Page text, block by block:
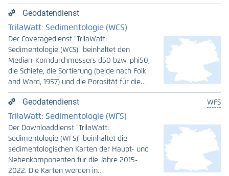
Geodatendienst
TrilaWatt: Sedimentologie (WCS)
Der Coveragedienst "TrilaWatt:
Sedimentologie (WCS)" beinhaltet den
Median-Korndurchmessers d50 bzw. phi50,
die Schiefe, die Sortierung (beide nach Folk
and Ward, 1957) und die Porosität für die
Jahre 2015-2022. Die Datenprodukte liegen
im trilateralen Wattenmeer als Basisprodukt
im 10 m Raster vor. Datenerzeugung: Auf der
Basis von einer Vielzahl von
Oberflächensedimentproben
unterschiedlicher Jahre wurden im Rahmen
des Projektes TrilaWatt mit einem
prozessorientierten Interpolationsverfahren
WFS
Geodatendienst
TrilaWatt: Sedimentologie (WFS)
Der Downloaddienst "TrilaWatt:
Sedimentologie (WFS)" beinhaltet die
sedimentologischen Karten der Haupt- und
Nebenkomponenten für die Jahre 2015-
2022. Die Karten werden in